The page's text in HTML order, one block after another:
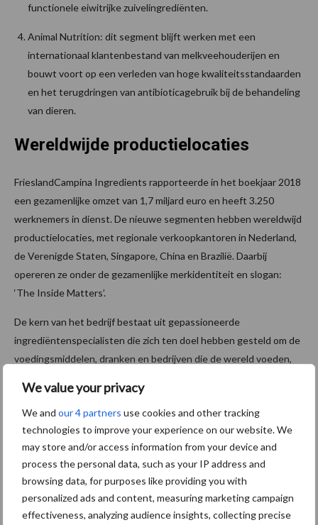
We value your privacy
We and our 4 partners use cookies and other tracking
technologies to improve your experience on our website. We
may store and/or access information from your device and
process the personal data, such as your IP address and
browsing data, for purposes like providing you with
personalized ads and content, measuring marketing campaign
effectiveness, analyzing audience insights, collecting precise
functionele eiwitrijke zuivelingrediënten.
Animal Nutrition: dit segment blijft werken met een
internationaal klantenbestand van melkveehouderijen en
bouwt voort op een verleden van hoge kwaliteitsstandaarden
en het terugdringen van antibioticagebruik bij de behandeling
van dieren.
Wereldwijde productielocaties
FrieslandCampina Ingredients rapporteerde in het boekjaar 2018
een gezamenlijke omzet van 1,7 miljard euro en heeft 3.250
werknemers in dienst. De nieuwe segmenten hebben wereldwijd
productielocaties, met regionale verkoopkantoren in Nederland,
de Verenigde Staten, Singapore, China en Brazilië. Daarbij
opereren ze onder de gezamenlijke merkidentiteit en slogan:
‘The Inside Matters’.
De kern van het bedrijf bestaat uit gepassioneerde
ingrediëntenspecialisten die zich ten doel hebben gesteld om de
voedingsmiddelen, dranken en bedrijven die de wereld voeden,
segmenten versterkt de positie van het bedrijf als innovatieve
partner en mondiale speler op het gebied van ingrediënten.
Meer informatie
Ingredients
Bron:Friesland Campina